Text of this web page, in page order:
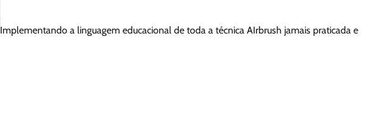
Implementando a linguagem educacional de toda a técnica AIrbrush jamais praticada e